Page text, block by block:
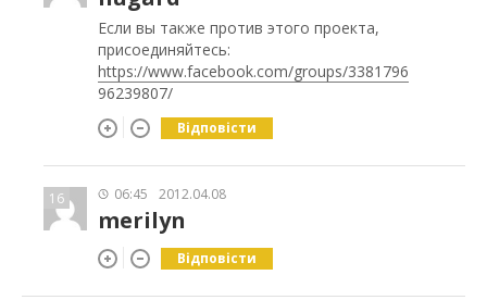
Если вы также против этого проекта,
присоединяйтесь:
https://www.facebook.com/groups/3381796
96239807/
Відповісти
16 06:45 2012.04.08
merilyn
Відповісти